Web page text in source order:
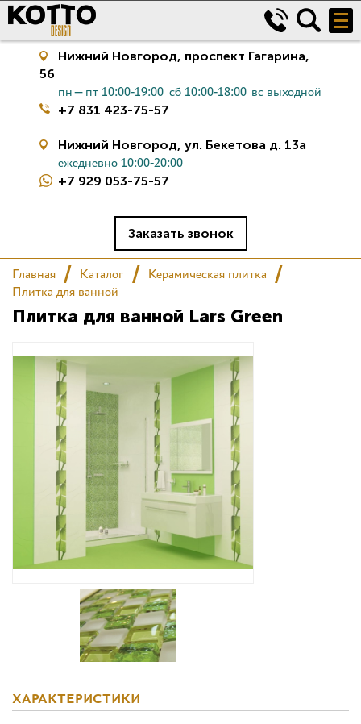
Керамическая плитка
Салон
Сертификаты
Дизайнерам
Комплекс услуг
Контакты
Нижний Новгород, проспект Гагарина,
56
пн—пт 10:00-19:00 сб 10:00-18:00 вс выходной
+7 831 423-75-57
Нижний Новгород, ул. Бекетова д. 13а
ежедневно 10:00-20:00
+7 929 053-75-57
Заказать звонок
Главная Каталог
Керамическая плитка
Плитка для ванной
Плитка для ванной Lars Green
ХАРАКТЕРИСТИКИ